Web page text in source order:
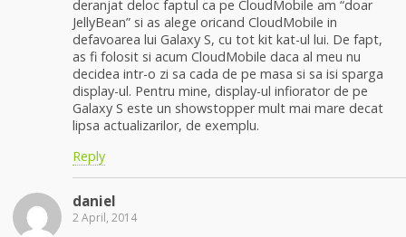
deranjat deloc faptul ca pe CloudMobile am “doar
JellyBean” si as alege oricand CloudMobile in
defavoarea lui Galaxy S, cu tot kit kat-ul lui. De fapt,
as fi folosit si acum CloudMobile daca al meu nu
decidea intr-o zi sa cada de pe masa si sa isi sparga
display-ul. Pentru mine, display-ul infiorator de pe
Galaxy S este un showstopper mult mai mare decat
lipsa actualizarilor, de exemplu.
Reply
daniel
2 April, 2014